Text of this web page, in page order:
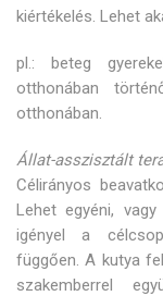
kiértékelés. Lehet
pl.: beteg
otthonában
otthonában.
Állat-asszisztált
Célirányos
Lehet egyéni,
igényel a
függően. A kutya
szakemberrel